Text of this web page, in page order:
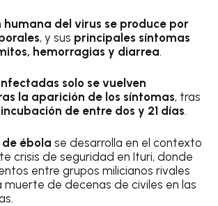
humana del virus se produce por
, y sus principales síntomas
hemorragias y diarrea.
solo se vuelven
la aparición de los síntomas, tras
de entre dos y 21 días.
de ébolase desarrolla en el contexto
crisis de seguridad en Ituri, donde
entre grupos milicianos rivales
muerte de decenas de civiles en las